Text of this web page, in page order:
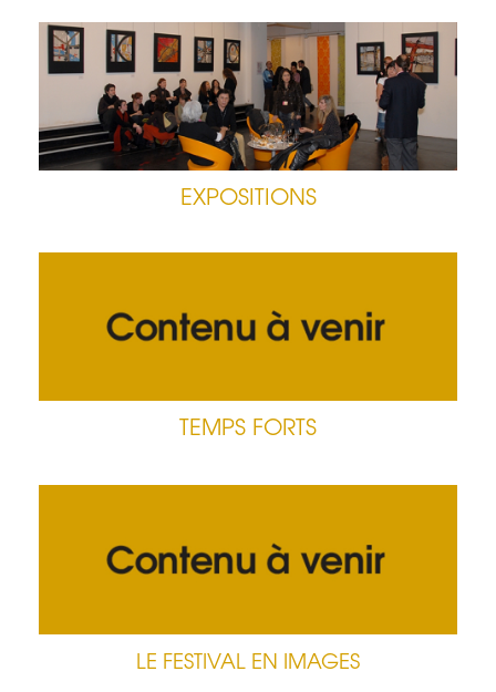
EXPOSITIONS
TEMPS FORTS
LE FESTIVAL EN IMAGES